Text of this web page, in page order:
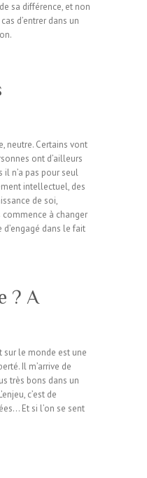
sa différence, et non
d’entrer dans un
neutre. Certains vont
ont d’ailleurs
n’a pas pour seul
intellectuel, des
de soi,
à changer
dans le fait
? A
sur le monde est une
Il m’arrive de
très bons dans un
c’est de
Et si l’on se sent